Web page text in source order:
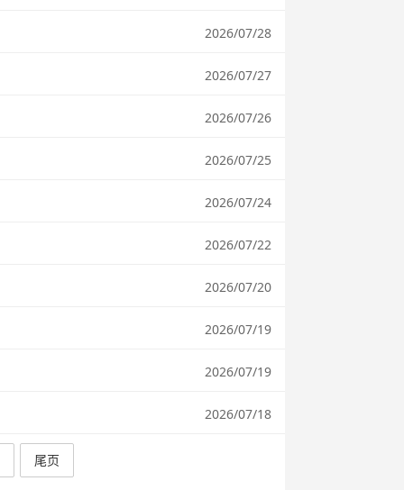
2026/07/28
2026/07/27
2026/07/26
2026/07/25
2026/07/24
2026/07/22
2026/07/20
2026/07/19
2026/07/19
2026/07/18
尾页